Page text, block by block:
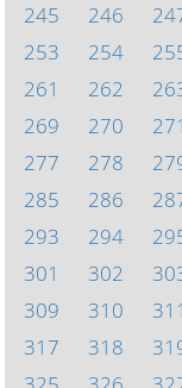
245
246
253
254
261
262
269
270 271
277
278
285
286
293
294
301
302
309
310 311
317
318